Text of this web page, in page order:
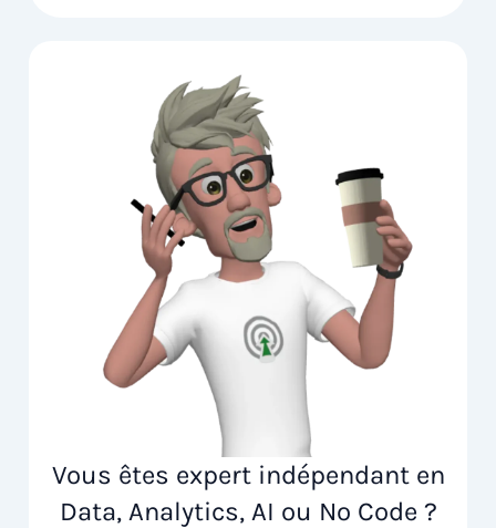
Vous êtes expert indépendant en
Data, Analytics, AI ou No Code ?